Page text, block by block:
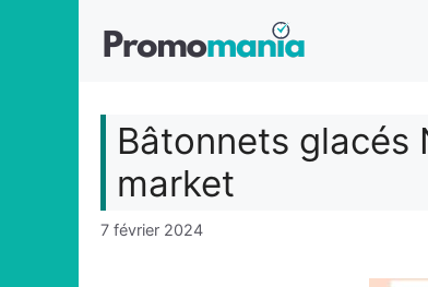
Bâtonnets glacés
market
7 février 2024